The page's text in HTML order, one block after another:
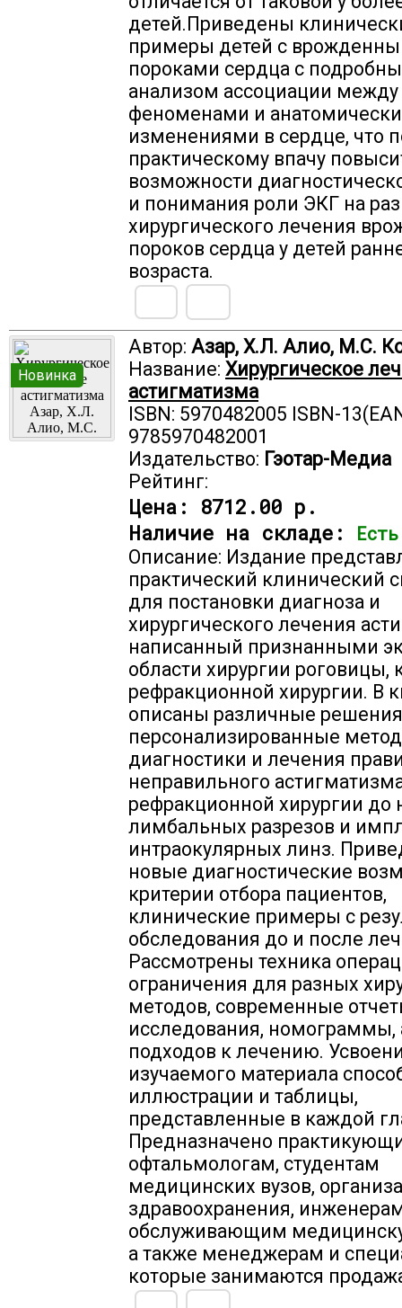
детей.Приведены
примеры детей с
пороками сердца с
анализом ассоциации
феноменами и
изменениями в сердце, что
практическому впачу
возможности
и понимания роли ЭКГ на
хирургического лечения
пороков сердца у детей
возраста.
Новинка
Автор: Азар, Х.Л. Алио, М.С.
Название: Хирургическое
астигматизма
ISBN: 5970482005 ISBN-
9785970482001
Издательство: Гэотар-Медиа
Рейтинг:
Цена: 8712.00 р.
Наличие на складе:
Описание: Издание
практический клинический
для постановки диагноза и
хирургического лечения
написанный признанными
области хирургии роговицы,
рефракционной хирургии. В
описаны различные
персонализированные
диагностики и лечения
неправильного
рефракционной хирургии до
лимбальных разрезов и
интраокулярных линз.
новые диагностические
критерии отбора пациентов,
клинические примеры с
обследования до и после
Рассмотрены техника
ограничения для разных
методов, современные
исследования,
подходов к лечению.
изучаемого материала
иллюстрации и таблицы,
представленные в каждой
Предназначено
офтальмологам, студентам
медицинских вузов,
здравоохранения,
обслуживающим
а также менеджерам и
которые занимаются